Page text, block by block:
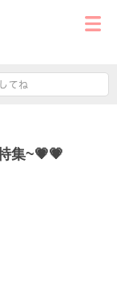
集~💗💗